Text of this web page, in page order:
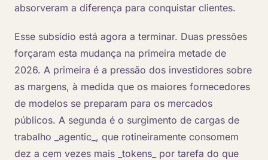
absorveram a diferença para conquistar clientes.
Esse subsídio está agora a terminar. Duas pressões
forçaram esta mudança na primeira metade de
2026. A primeira é a pressão dos investidores sobre
as margens, à medida que os maiores fornecedores
de modelos se preparam para os mercados
públicos. A segunda é o surgimento de cargas de
trabalho _agentic_, que rotineiramente consomem
dez a cem vezes mais _tokens_ por tarefa do que